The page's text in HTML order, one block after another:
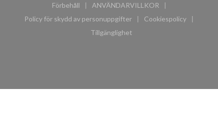
Förbehåll
((öppnas i ett nytt fönster))
ANVÄNDARVILLKOR
((öppnas i ett nytt fönster))
Policy för skydd av personuppgifter
((öppnas i ett nytt fönster))
Cookiespolicy
((öppnas i ett
Tillgänglighet
((öppnas i ett nytt fönster))